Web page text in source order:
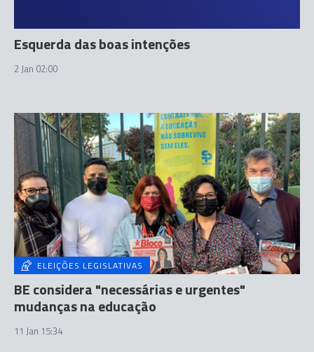
Esquerda das boas intenções
2 Jan 02:00
ELEIÇÕES LEGISLATIVAS
BE considera "necessárias e urgentes"
mudanças na educação
11 Jan 15:34